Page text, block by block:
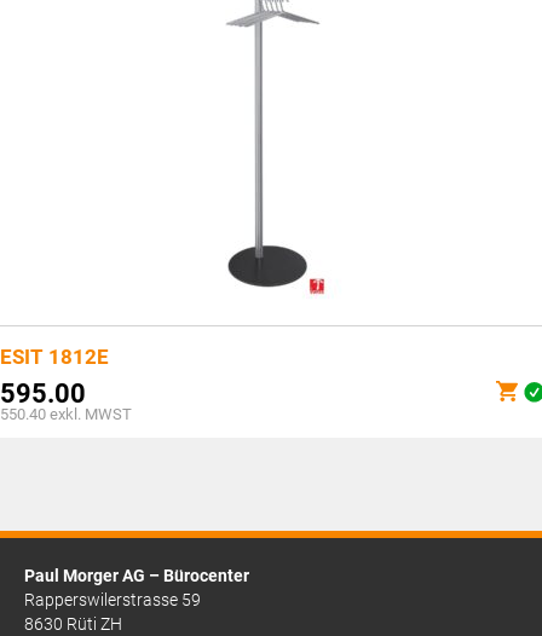
ESIT 1812E
595.00
550.40 exkl. MWST
Paul Morger AG – Bürocenter
Rapperswilerstrasse 59
8630 Rüti ZH